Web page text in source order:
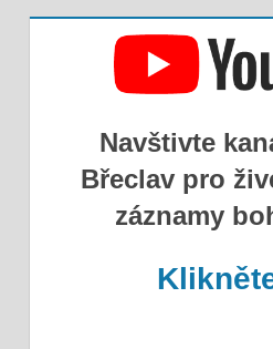
Navštivte
Břeclav pro
záznamy